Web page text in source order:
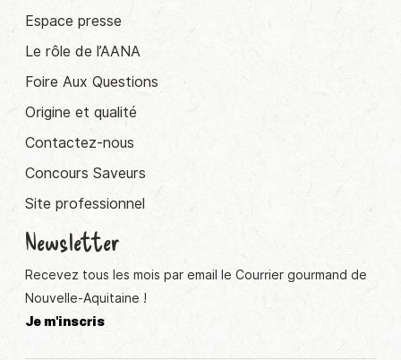
Espace presse
Le rôle de l’AANA
Foire Aux Questions
Origine et qualité
Contactez-nous
Concours Saveurs
Site professionnel
Newsletter
Recevez tous les mois par email le Courrier gourmand de
Nouvelle-Aquitaine !
Je m'inscris